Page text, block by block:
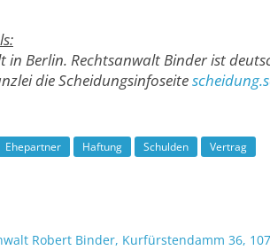
in Berlin. Rechtsanwalt Binder ist
die Scheidungsinfoseite
Ehepartner Haftung Schulden Vertrag
Robert Binder, Kurfürstendamm 36,